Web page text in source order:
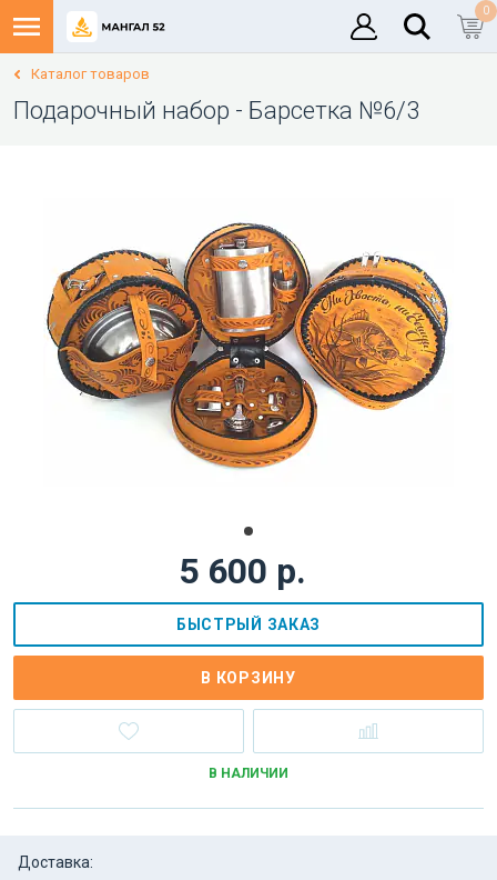
0
Каталог товаров
Подарочный набор - Барсетка №6/3
5 600 р.
БЫСТРЫЙ ЗАКАЗ
В КОРЗИНУ
В НАЛИЧИИ
Доставка: